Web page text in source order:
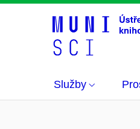
Služby